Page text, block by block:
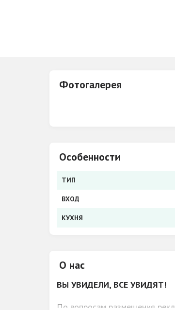
Фотогалерея
Особенности
ТИП
ВХОД
КУХНЯ
О нас
ВЫ УВИДЕЛИ, ВСЕ УВИДЯТ!
По вопросам размещения